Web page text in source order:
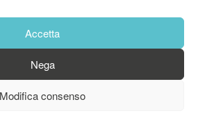
Accetta
Nega
Modifica consenso
S.R.L.